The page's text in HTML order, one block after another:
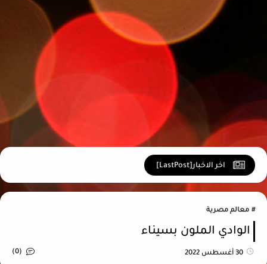
اخر الاخبار[LastPost]
معالم مصرية
الوادي الملون بسيناء
30 أغسطس 2022 (0)